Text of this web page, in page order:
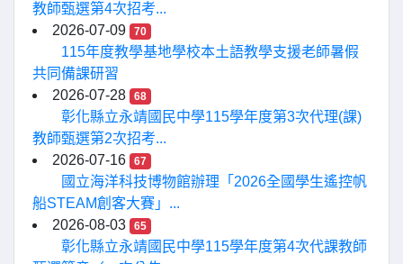
教師甄選第4次招考...
2026-07-09
70
115年度教學基地學校本土語教學支援老師暑假
共同備課研習
2026-07-28
68
彰化縣立永靖國民中學115學年度第3次代理(課)
教師甄選第2次招考...
2026-07-16
67
國立海洋科技博物館辦理「2026全國學生遙控帆
船STEAM創客大賽」...
2026-08-03
65
彰化縣立永靖國民中學115學年度第4次代課教師